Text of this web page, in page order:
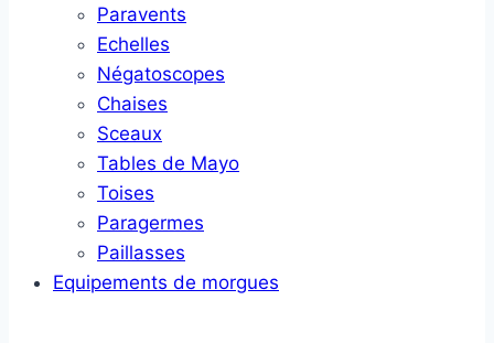
Paravents
Echelles
Négatoscopes
Chaises
Sceaux
Tables de Mayo
Toises
Paragermes
Paillasses
Equipements de morgues